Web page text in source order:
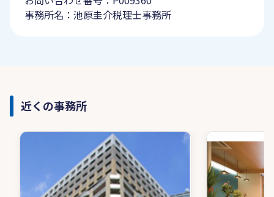
事務所名：池原圭介税理士事務所
近くの事務所